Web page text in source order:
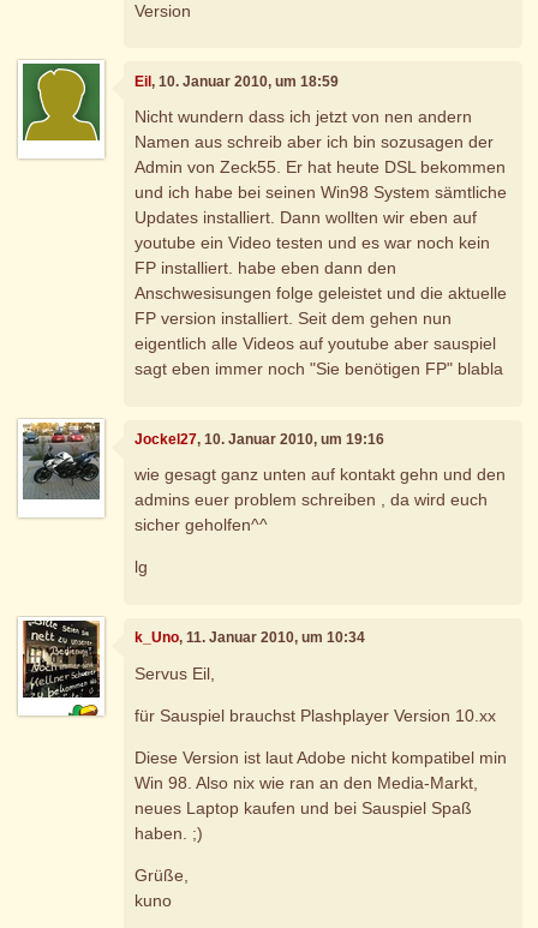
Version
Eil, 10. Januar 2010, um 18:59
Nicht wundern dass ich jetzt von nen andern
Namen aus schreib aber ich bin sozusagen der
Admin von Zeck55. Er hat heute DSL bekommen
und ich habe bei seinen Win98 System sämtliche
Updates installiert. Dann wollten wir eben auf
youtube ein Video testen und es war noch kein
FP installiert. habe eben dann den
Anschwesisungen folge geleistet und die aktuelle
FP version installiert. Seit dem gehen nun
eigentlich alle Videos auf youtube aber sauspiel
sagt eben immer noch "Sie benötigen FP" blabla
Jockel27, 10. Januar 2010, um 19:16
wie gesagt ganz unten auf kontakt gehn und den
admins euer problem schreiben , da wird euch
sicher geholfen^^
lg
k_Uno, 11. Januar 2010, um 10:34
Servus Eil,
für Sauspiel brauchst Plashplayer Version 10.xx
Diese Version ist laut Adobe nicht kompatibel min
Win 98. Also nix wie ran an den Media-Markt,
neues Laptop kaufen und bei Sauspiel Spaß
haben. ;)
Grüße,
kuno